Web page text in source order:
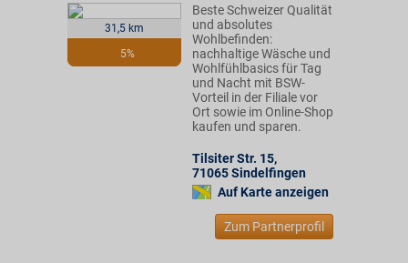
31,5 km
5%
Beste Schweizer Qualität
und absolutes
Wohlbefinden:
nachhaltige Wäsche und
Wohlfühlbasics für Tag
und Nacht mit BSW-
Vorteil in der Filiale vor
Ort sowie im Online-Shop
kaufen und sparen.
Tilsiter Str. 15,
71065Sindelfingen
Auf Karte anzeigen
Zum Partnerprofil